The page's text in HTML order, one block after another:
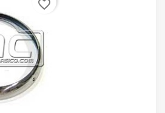
favorite_border